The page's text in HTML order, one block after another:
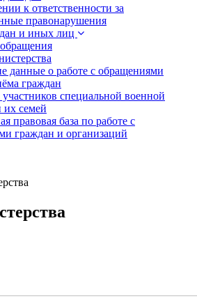
к ответственности за
правонарушения
и иных лиц
данные о работе с обращениями
граждан
специальной военной
их семей
правовая база по работе с
граждан и организаций